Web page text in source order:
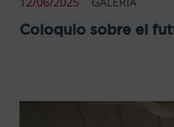
Coloquio sobre el